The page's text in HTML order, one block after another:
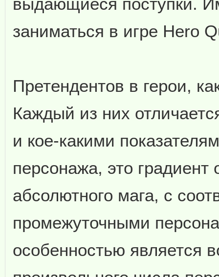
заниматься в игре Hero
Претендентов в герои,
Каждый из них
и кое-какими
персонажа, это градиент
абсолютного мага, с
промежуточными
особенностью является